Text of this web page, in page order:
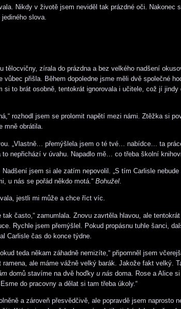
Nikdy v životě jsem neviděl tak prázdné oči. Nakonec
slova.
tělocvičny, zírala do prázdna a bez velkého nadšení
vůbec přišla. Během dopoledne jsme měli dvě společné
si to brát osobně, tentokrát ignorovala i učitele, což jí jindy
rozhodl jsem se prolomit napětí mezi námi. Ztěžka si
mně obrátila.
„Vlastně… přemýšlela jsem o té tvé… nabídce… ta
nepřichází v úvahu. Napadlo mě… co třeba školní
jsem si ale zatím nepovolil. „S tím Carlisle nebude
u nás se pořád někdo motá.“ Bohužel
jestli mi může a chce říct víc.
tak často,“ zamumlala. Znovu zavrtěla hlavou, ale
Rychle jsem přemýšlel. Pokud propásnu tuhle šanci,
Carlisle čas do konce týdne.
teda někam záhadně nemizíte,“ připomněl jsem
ramena, ale máme vážně velký barák. Jakože fakt velký.
domů stavíme na dvě hoďky u nás doma. Rose a Alice
do pracovny a dělat si tam třeba úkoly.“
a zároveň přesvědčivě, ale popravdě jsem naprosto